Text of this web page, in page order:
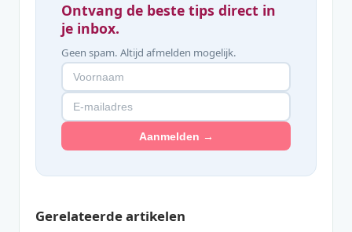
Ontvang de beste tips direct in
je inbox.
Geen spam. Altijd afmelden mogelijk.
Aanmelden →
Gerelateerde artikelen